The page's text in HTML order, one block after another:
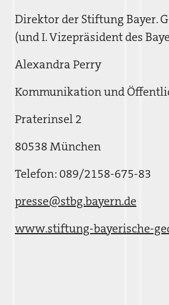
Direktor der Stiftung Bayer.
(und I. Vizepräsident des
Alexandra Perry
Kommunikation und
Praterinsel 2
80538 München
Telefon: 089/2158-675-83
presse@stbg.bayern.de
www.stiftung-bayerische-